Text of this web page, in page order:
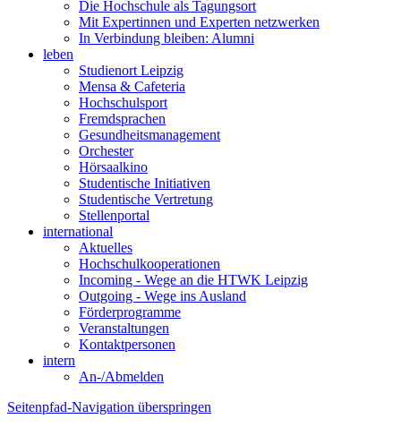
Die Hochschule als Tagungsort
Mit Expertinnen und Experten netzwerken
In Verbindung bleiben: Alumni
leben
Studienort Leipzig
Mensa & Cafeteria
Hochschulsport
Fremdsprachen
Gesundheitsmanagement
Orchester
Hörsaalkino
Studentische Initiativen
Studentische Vertretung
Stellenportal
international
Aktuelles
Hochschulkooperationen
Incoming - Wege an die HTWK Leipzig
Outgoing - Wege ins Ausland
Förderprogramme
Veranstaltungen
Kontaktpersonen
intern
An-/Abmelden
Seitenpfad-Navigation überspringen